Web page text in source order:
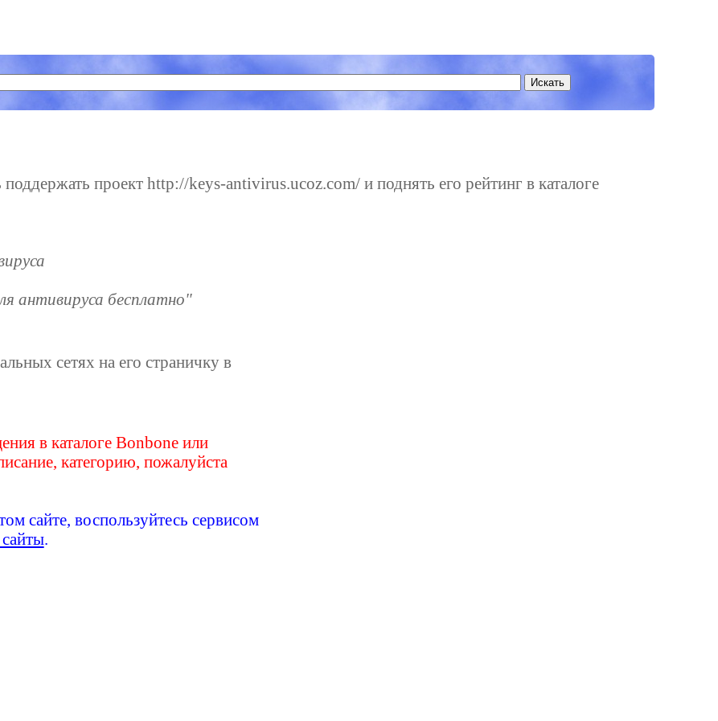
проект http://keys-antivirus.ucoz.com/ и поднять его рейтинг в каталоге
антивируса бесплатно"
сетях на его страничку в
в каталоге Bonbone или
категорию, пожалуйста
сайте, воспользуйтесь сервисом
.